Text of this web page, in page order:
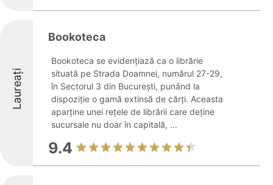
Laureați
Bookoteca
Bookoteca se evidențiază ca o librărie
situată pe Strada Doamnei, numărul 27-29,
în Sectorul 3 din București, punând la
dispoziție o gamă extinsă de cărți. Aceasta
aparține unei rețele de librării care deține
sucursale nu doar în capitală, ...
9.4